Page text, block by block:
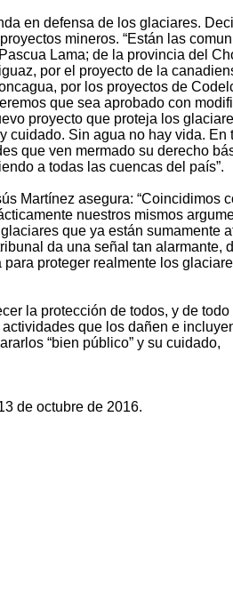
en defensa de los glaciares.
mineros. “Están las
Lama; de la provincia del
por el proyecto de la
por los proyectos de
que sea aprobado con
proyecto que proteja los
cuidado. Sin agua no hay vida. En
que ven mermado su derecho
a todas las cuencas del país”.
Martínez asegura: “Coincidimos
nuestros mismos
que ya están sumamente
da una señal tan alarmante,
proteger realmente los
la protección de todos, y de
que los dañen e
“bien público” y su cuidado,
de octubre de 2016.